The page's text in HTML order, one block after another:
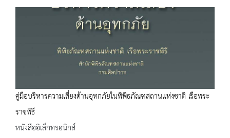
คู่มือบริหารความเสี่ยงด้านอุทกภัยในพิพิธภัณฑสถานแห่งชาติ เรือพระ
ราชพิธี
หนังสืออิเล็กทรอนิกส์